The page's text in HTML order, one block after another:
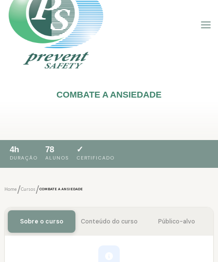
COMBATE A ANSIEDADE
4h
DURAÇÃO
78
ALUNOS
✓
CERTIFICADO
Home/Cursos/COMBATE A ANSIEDADE
Sobre o curso Conteúdo do curso Público-alvo